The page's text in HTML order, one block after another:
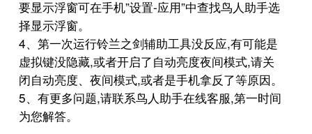
要显示浮窗可在手机”设置-应用”中查找鸟人助手选
择显示浮窗。
4、第一次运行铃兰之剑辅助工具没反应,有可能是
虚拟键没隐藏,或者开启了自动亮度夜间模式,请关
闭自动亮度、夜间模式,或者是手机拿反了等原因。
5、有更多问题,请联系鸟人助手在线客服,第一时间
为您解答。